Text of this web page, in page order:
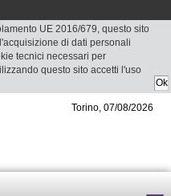
UE 2016/679, questo sito
di dati personali
tecnici necessari per
questo sito accetti l'uso
Torino, 07/08/2026